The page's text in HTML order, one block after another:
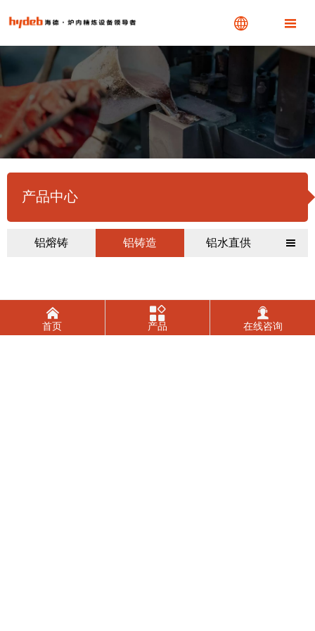
 
产品中心
铝熔铸 铝铸造 铝水直供 

首页

产品

在线咨询